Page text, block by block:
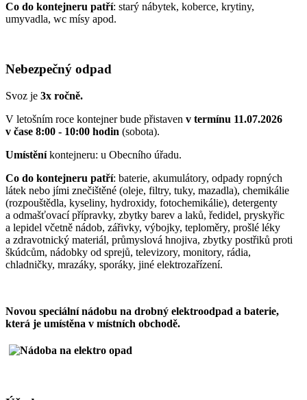
Co do kontejneru patří: starý nábytek, koberce, krytiny,
umyvadla, wc mísy apod.
Nebezpečný odpad
Svoz je 3x ročně.
V letošním roce kontejner bude přistaven v termínu 11.07.2026
v čase 8:00 - 10:00 hodin (sobota).
Umístěníkontejneru: u Obecního úřadu.
Co do kontejneru patří: baterie, akumulátory, odpady ropných
látek nebo jími znečištěné (oleje, filtry, tuky, mazadla), chemikálie
(rozpouštědla, kyseliny, hydroxidy, fotochemikálie), detergenty
a odmašťovací přípravky, zbytky barev a laků, ředidel, pryskyřic
a lepidel včetně nádob, zářivky, výbojky, teploměry, prošlé léky
a zdravotnický materiál, průmyslová hnojiva, zbytky postřiků proti
škúdcům, nádobky od sprejů, televizory, monitory, rádia,
chladničky, mrazáky, sporáky, jiné elektrozařízení.
Novou speciální nádobu na drobný elektroodpad a baterie,
která je umístěna v místních obchodě.